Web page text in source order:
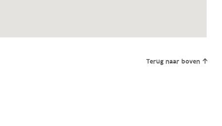
Terug naar boven